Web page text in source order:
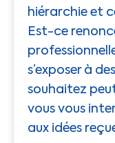
hiérarchie et
Est-ce
s’exposer à
souhaitez
vous vous
aux idées